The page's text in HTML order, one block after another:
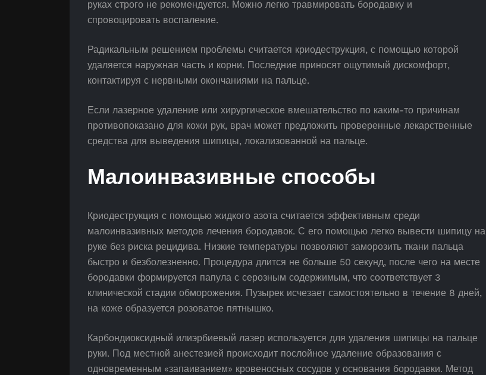
руках строго не рекомендуется. Можно легко травмировать бородавку и
спровоцировать воспаление.
Радикальным решением проблемы считается криодеструкция, с помощью которой
удаляется наружная часть и корни. Последние приносят ощутимый дискомфорт,
контактируя с нервными окончаниями на пальце.
Если лазерное удаление или хирургическое вмешательство по каким-то причинам
противопоказано для кожи рук, врач может предложить проверенные лекарственные
средства для выведения шипицы, локализованной на пальце.
Малоинвазивные способы
Криодеструкция с помощью жидкого азота считается эффективным среди
малоинвазивных методов лечения бородавок. С его помощью легко вывести шипицу на
руке без риска рецидива. Низкие температуры позволяют заморозить ткани пальца
быстро и безболезненно. Процедура длится не больше 50 секунд, после чего на месте
бородавки формируется папула с серозным содержимым, что соответствует 3
клинической стадии обморожения. Пузырек исчезает самостоятельно в течение 8 дней,
на коже образуется розоватое пятнышко.
Карбондиоксидный илиэрбиевый лазер используется для удаления шипицы на пальце
руки. Под местной анестезией происходит послойное удаление образования с
одновременным «запаиванием» кровеносных сосудов у основания бородавки. Метод